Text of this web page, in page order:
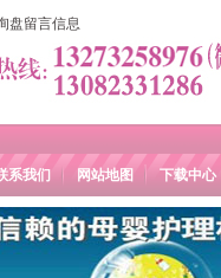
盘留言信息
系我们 网站地图 下载中心